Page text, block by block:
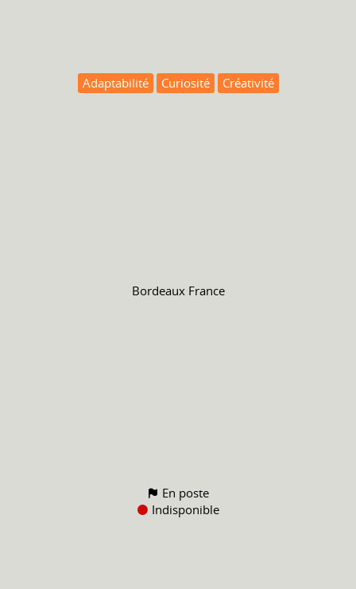
Adaptabilité Curiosité Créativité
Bordeaux France
En poste
Indisponible